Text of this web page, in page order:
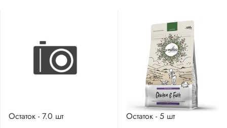
Остаток - 7.0 шт Остаток - 5 шт